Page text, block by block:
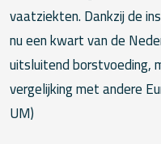
vaatziekten. Dankzij de
nu een kwart van de
uitsluitend borstvoeding,
vergelijking met andere
UM)